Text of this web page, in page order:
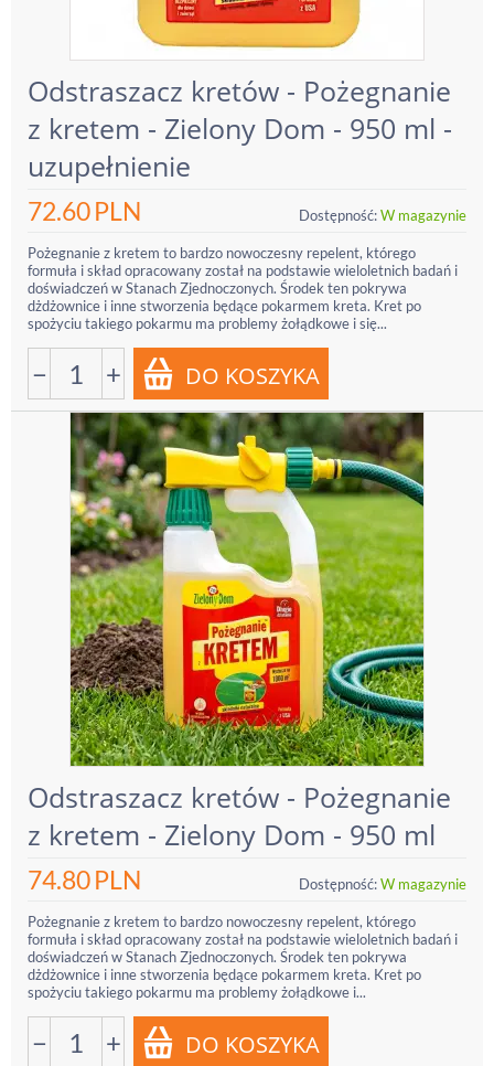
Odstraszacz kretów - Pożegnanie
z kretem - Zielony Dom - 950 ml -
uzupełnienie
72.60PLN Dostępność:W magazynie
Pożegnanie z kretem to bardzo nowoczesny repelent, którego
formuła i skład opracowany został na podstawie wieloletnich badań i
doświadczeń w Stanach Zjednoczonych. Środek ten pokrywa
dżdżownice i inne stworzenia będące pokarmem kreta. Kret po
spożyciu takiego pokarmu ma problemy żołądkowe i się...
− +
Odstraszacz kretów - Pożegnanie
z kretem - Zielony Dom - 950 ml
74.80PLN Dostępność:W magazynie
Pożegnanie z kretem to bardzo nowoczesny repelent, którego
formuła i skład opracowany został na podstawie wieloletnich badań i
doświadczeń w Stanach Zjednoczonych. Środek ten pokrywa
dżdżownice i inne stworzenia będące pokarmem kreta. Kret po
spożyciu takiego pokarmu ma problemy żołądkowe i...
− +